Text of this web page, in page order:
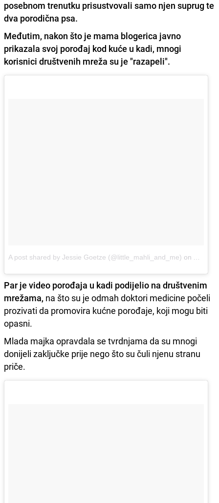
posebnom trenutku prisustvovali samo njen suprug te
dva porodična psa.
Međutim, nakon što je mama blogerica javno
prikazala svoj porođaj kod kuće u kadi, mnogi
korisnici društvenih mreža su je "razapeli".
A post shared by Jessie Goetze (@little_mahli_and_me) on Aug 2,
Par je video porođaja u kadi podijelio na društvenim
mrežama, na što su je odmah doktori medicine počeli
prozivati da promovira kućne porođaje, koji mogu biti
opasni.
Mlada majka opravdala se tvrdnjama da su mnogi
donijeli zaključke prije nego što su čuli njenu stranu
priče.